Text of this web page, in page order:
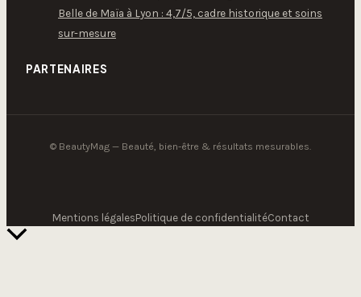
Belle de Maïa à Lyon : 4,7/5, cadre historique et soins
sur-mesure
PARTENAIRES
© BeautyMag — Beauté, bien-être & résultats mesurables.
Mentions légalesPolitique de confidentialitéContact